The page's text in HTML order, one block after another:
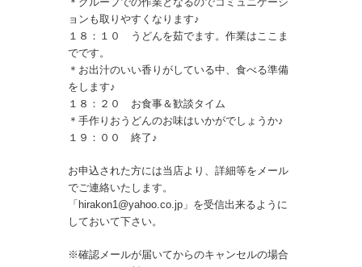
ョンも取りやすくなります♪
１８：１０ うどんを茹でます。作業はここま
でです。
＊お出汁のいい香りがしている中、食べる準備
をします♪
１８：２０ お食事＆歓談タイム
＊手作りおうどんのお味はいかがでしょうか♪
１９：００ 終了♪
お申込された方には当店より、詳細等をメール
でご連絡いたします。
「hirakon1@yahoo.co.jp」を受信出来るように
しておいて下さい。
※確認メールが届いてからのキャンセルの場合